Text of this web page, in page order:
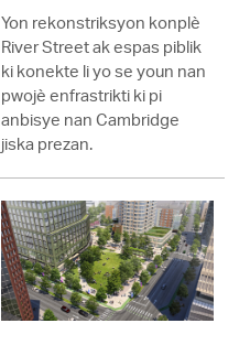
Yon rekonstriksyon konplè
River Street ak espas piblik
ki konekte li yo se youn nan
pwojè enfrastrikti ki pi
anbisye nan Cambridge
jiska prezan.